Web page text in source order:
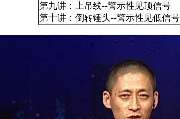
第九讲：上吊线--警示性见顶信号
第十讲：倒转锤头--警示性见低信号